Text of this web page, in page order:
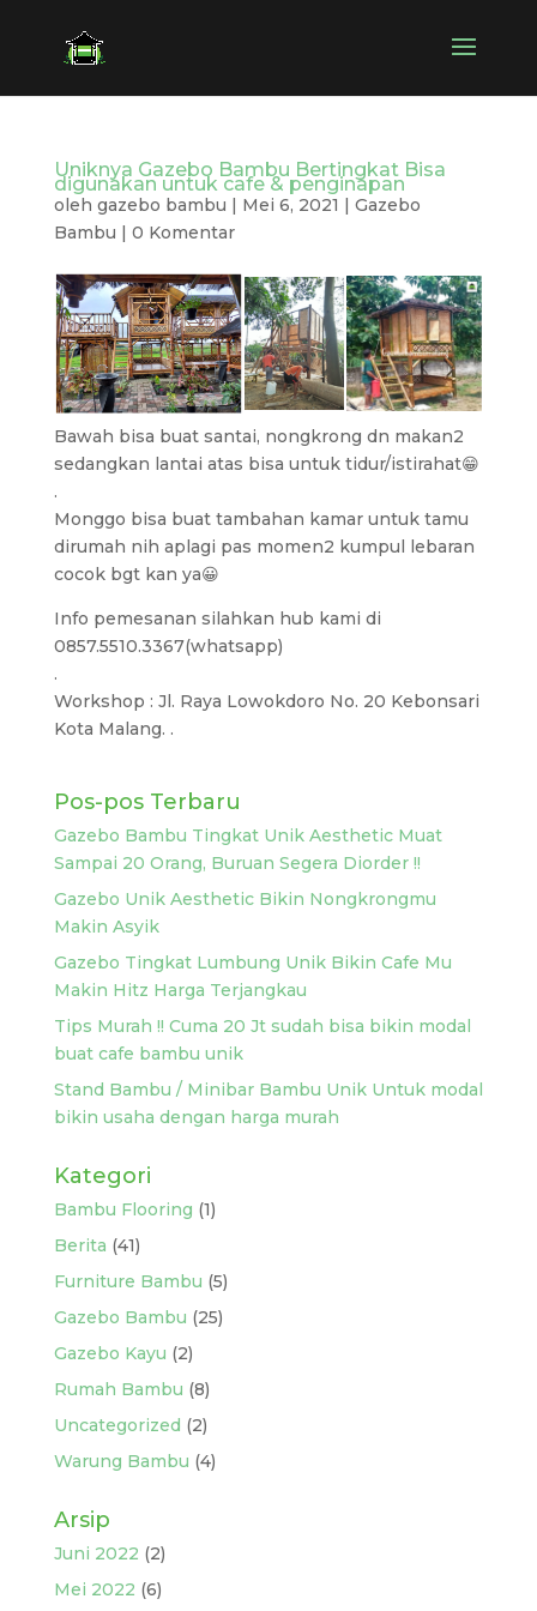
Uniknya Gazebo Bambu Bertingkat Bisa
digunakan untuk cafe & penginapan
oleh gazebo bambu | Mei 6, 2021 | Gazebo
Bambu | 0 Komentar
Bawah bisa buat santai, nongkrong dn makan2
sedangkan lantai atas bisa untuk tidur/istirahat😁
.
Monggo bisa buat tambahan kamar untuk tamu
dirumah nih aplagi pas momen2 kumpul lebaran
cocok bgt kan ya😀
Info pemesanan silahkan hub kami di
0857.5510.3367(whatsapp)
.
Workshop : Jl. Raya Lowokdoro No. 20 Kebonsari
Kota Malang. .
Pos-pos Terbaru
Gazebo Bambu Tingkat Unik Aesthetic Muat
Sampai 20 Orang, Buruan Segera Diorder !!
Gazebo Unik Aesthetic Bikin Nongkrongmu
Makin Asyik
Gazebo Tingkat Lumbung Unik Bikin Cafe Mu
Makin Hitz Harga Terjangkau
Tips Murah !! Cuma 20 Jt sudah bisa bikin modal
buat cafe bambu unik
Stand Bambu / Minibar Bambu Unik Untuk modal
bikin usaha dengan harga murah
Kategori
Bambu Flooring (1)
Berita (41)
Furniture Bambu (5)
Gazebo Bambu (25)
Gazebo Kayu (2)
Rumah Bambu (8)
Uncategorized (2)
Warung Bambu (4)
Arsip
Juni 2022 (2)
Mei 2022 (6)